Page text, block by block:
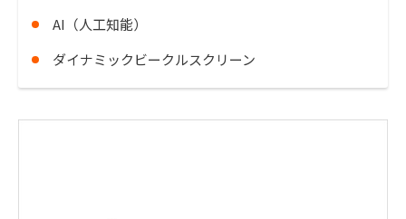
AI（人工知能）
ダイナミックビークルスクリーン